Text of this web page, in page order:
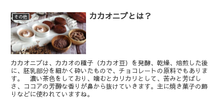
その他 カカオニブとは？
カカオニブは、カカオの種子（カカオ豆）を発酵、乾燥、焙煎した後
に、胚乳部分を細かく砕いたもので、チョコレートの原料でもありま
す。 濃い茶色をしており、噛むとカリカリとして、苦みと芳ばし
さ、ココアの芳醇な香りが鼻から抜けていきます。主に焼き菓子の飾
りなどに使われていますね。